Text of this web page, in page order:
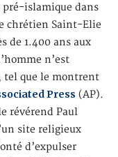
pré-islamique dans
chrétien Saint-Elie
de 1.400 ans aux
n’est
tel que le montrent
Press (AP).
révérend Paul
site religieux
d’expulser